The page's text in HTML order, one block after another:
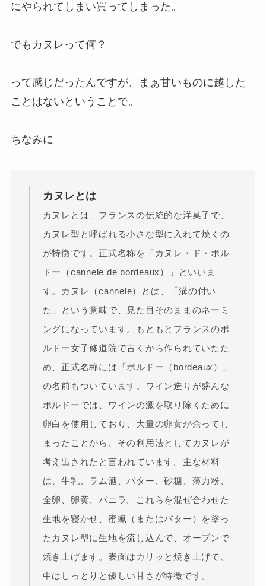
にやられてしまい買ってしまった。
でもカヌレって何？
って感じだったんですが、まぁ甘いものに越した
ことはないということで。
ちなみに
カヌレとは
カヌレとは、 フランスの伝統的な洋菓子で、
カヌレ型と呼ばれる小さな型に入れて焼くの
が特徴です。正式名称を「カヌレ・ド・ボル
ドー（cannele de bordeaux）」といいま
す。カヌレ（cannele）とは、「溝の付い
た」という意味で、見た目そのままのネーミ
ングになっています。もともとフランスのボ
ルドー女子修道院で古くから作られていたた
め、正式名称には「ボルドー（bordeaux）」
の名前もついています。ワイン造りが盛んな
ボルドーでは、ワインの澱を取り除くために
卵白を使用しており、大量の卵黄が余ってし
まったことから、その利用法としてカヌレが
考え出されたと言われています。主な材料
は、牛乳、ラム酒、バター、砂糖、薄力粉、
全卵、卵黄、バニラ。これらを混ぜ合わせた
生地を寝かせ、蜜蝋（またはバター）を塗っ
たカヌレ型に生地を流し込んで、オープンで
焼き上げます。 表面はカリッと焼き上げて、
中はしっとりと優しい甘さが特徴です。